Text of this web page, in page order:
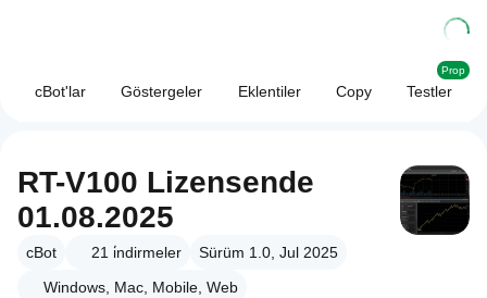
cBot'lar Göstergeler Eklentiler Copy Testler
Prop
RT-V100 Lizensende
01.08.2025
cBot 21 i̇ndirmeler
Sürüm 1.0, Jul 2025
Windows, Mac, Mobile, Web